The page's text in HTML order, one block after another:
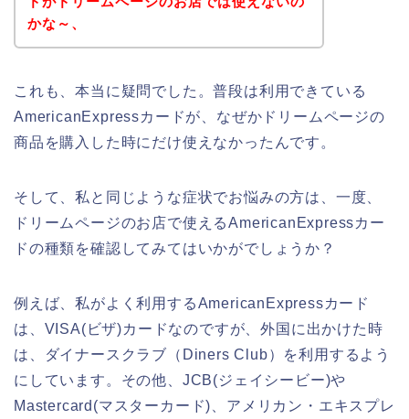
かな～、
これも、本当に疑問でした。普段は利用できている
AmericanExpressカードが、なぜかドリームページの
商品を購入した時にだけ使えなかったんです。
そして、私と同じような症状でお悩みの方は、一度、
ドリームページのお店で使えるAmericanExpressカー
ドの種類を確認してみてはいかがでしょうか？
例えば、私がよく利用するAmericanExpressカード
は、VISA(ビザ)カードなのですが、外国に出かけた時
は、ダイナースクラブ（Diners Club）を利用するよう
にしています。その他、JCB(ジェイシービー)や
Mastercard(マスターカード)、アメリカン・エキスプレ